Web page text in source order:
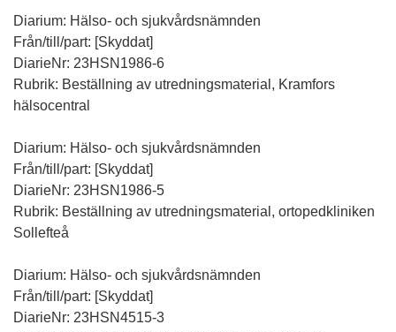
Diarium: Hälso- och sjukvårdsnämnden
Från/till/part: [Skyddat]
DiarieNr: 23HSN1986-6
Rubrik: Beställning av utredningsmaterial, Kramfors
hälsocentral
Diarium: Hälso- och sjukvårdsnämnden
Från/till/part: [Skyddat]
DiarieNr: 23HSN1986-5
Rubrik: Beställning av utredningsmaterial, ortopedkliniken
Sollefteå
Diarium: Hälso- och sjukvårdsnämnden
Från/till/part: [Skyddat]
DiarieNr: 23HSN4515-3